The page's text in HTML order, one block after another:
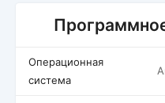
Операционная
система